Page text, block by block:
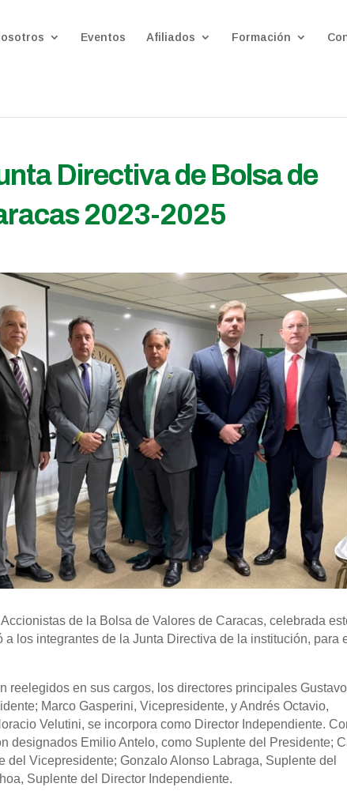
Eventos Afiliados Formación
Directiva de Bolsa de
2023-2025
de la Bolsa de Valores de Caracas, celebrada
a los integrantes de la Junta Directiva de la institución, para
reelegidos en sus cargos, los directores principales Gustavo
Marco Gasperini, Vicepresidente, y Andrés Octavio,
Velutini, se incorpora como Director Independiente.
designados Emilio Antelo, como Suplente del Presidente;
del Vicepresidente; Gonzalo Alonso Labraga, Suplente del
Suplente del Director Independiente.